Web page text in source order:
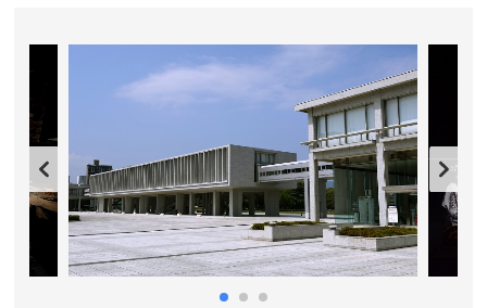
６年ユネスコ世界文化遺産に登録された。恒久平和
の大切さを世界に訴えるシンボルになっている。
料金／無料 ※入場できる施設ではありませんので、外
からの見学になります。
営業時間／終日
アクセス／JR広島駅より路面電車(宮島口・江波方面行)
で「原爆ドーム前」下車すぐ
所在地／広島県広島市中区大手町 1-10